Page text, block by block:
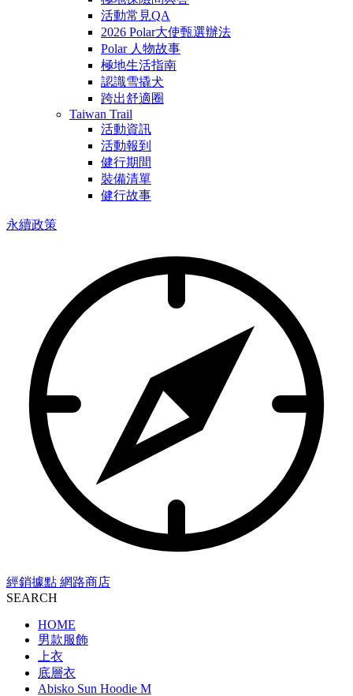
活動常見QA
2026 Polar大使甄選辦法
Polar 人物故事
極地生活指南
認識雪撬犬
跨出舒適圈
Taiwan Trail
活動資訊
活動報到
健行期間
裝備清單
健行故事
永續政策
經銷據點 網路商店
SEARCH
HOME
男款服飾
上衣
底層衣
Abisko Sun Hoodie M